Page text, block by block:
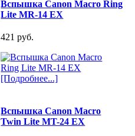
Вспышка Canon Macro Ring
Lite MR-14 EX
421 pуб.
[Подробнее...]
Вспышка Canon Macro
Twin Lite MT-24 EX